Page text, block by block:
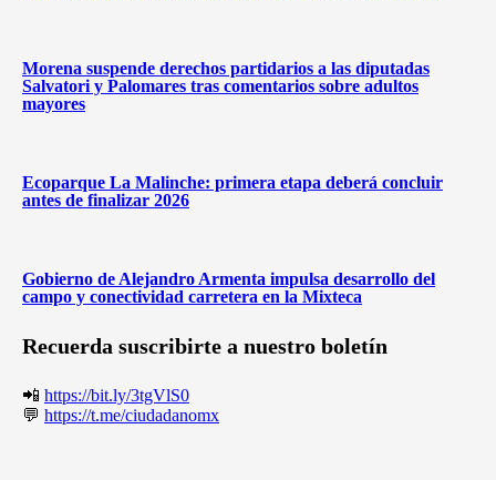
Morena suspende derechos partidarios a las diputadas
Salvatori y Palomares tras comentarios sobre adultos
mayores
Ecoparque La Malinche: primera etapa deberá concluir
antes de finalizar 2026
Gobierno de Alejandro Armenta impulsa desarrollo del
campo y conectividad carretera en la Mixteca
Recuerda suscribirte a nuestro boletín
📲 https://bit.ly/3tgVlS0
💬 https://t.me/ciudadanomx